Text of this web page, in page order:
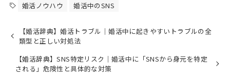
婚活ノウハウ
婚活中のSNS
【婚活辞典】婚活トラブル｜婚活中に起きやすいトラブルの全
類型と正しい対処法
【婚活辞典】SNS特定リスク｜婚活中に「SNSから身元を特定
される」危険性と具体的な対策